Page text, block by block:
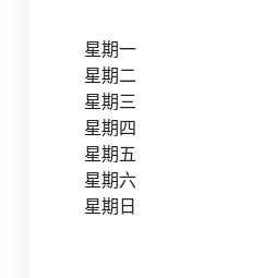
星期一
星期二
星期三
星期四
星期五
星期六
星期日